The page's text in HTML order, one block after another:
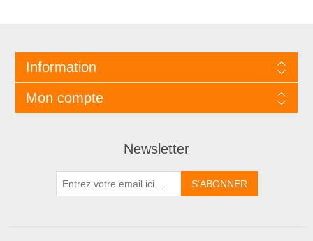
Information
Mon compte
Newsletter